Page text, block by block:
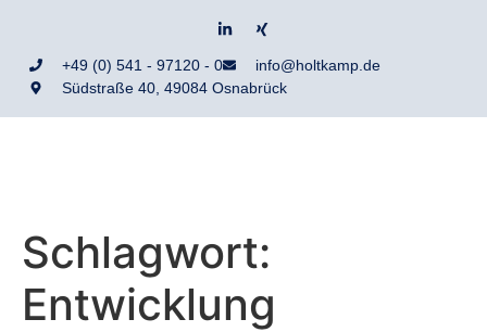
+49 (0) 541 - 97120 - 0
info@holtkamp.de
Südstraße 40, 49084 Osnabrück
Schlagwort:
Entwicklung